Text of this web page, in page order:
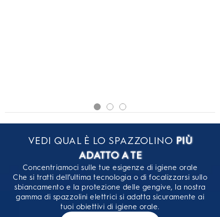
VEDI QUAL È LO SPAZZOLINO PIÙ
ADATTO A TE
Concentriamoci sulle tue esigenze di igiene orale
Che si tratti dell’ultima tecnologia o di focalizzarsi sullo
sbiancamento e la protezione delle gengive, la nostra
gamma di spazzolini elettrici si adatta sicuramente ai
tuoi obiettivi di igiene orale.